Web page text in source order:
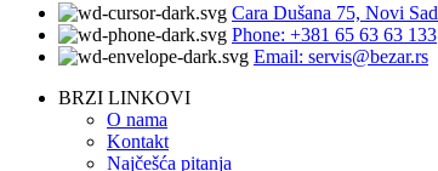
Cara Dušana 75, Novi Sad
Phone: +381 65 63 63 133
Email: servis@bezar.rs
BRZI LINKOVI
O nama
Kontakt
Najčešća pitanja